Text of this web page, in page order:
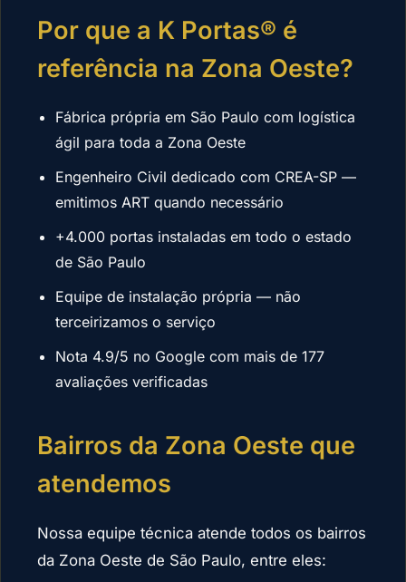
Por que a K Portas® é
referência na Zona Oeste?
Fábrica própria em São Paulo com logística
ágil para toda a Zona Oeste
Engenheiro Civil dedicado com CREA-SP —
emitimos ART quando necessário
+4.000 portas instaladas em todo o estado
de São Paulo
Equipe de instalação própria — não
terceirizamos o serviço
Nota 4.9/5 no Google com mais de 177
avaliações verificadas
Bairros da Zona Oeste que
atendemos
Nossa equipe técnica atende todos os bairros
da Zona Oeste de São Paulo, entre eles: